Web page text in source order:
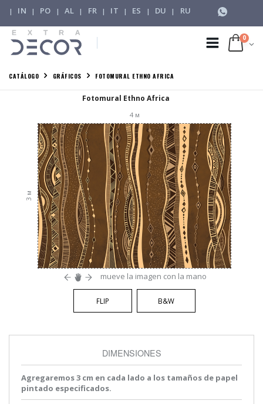
| IN | PO | AL | FR | IT | ES | DU | RU
0
CATÁLOGO GRÁFICOS FOTOMURAL ETHNO AFRICA
Fotomural Ethno Africa
4м
3
м
mueve la imagen con la mano
FLIP B&W
DIMENSIONES
Agregaremos 3 cm en cada lado a los tamaños de papel
pintado especificados.